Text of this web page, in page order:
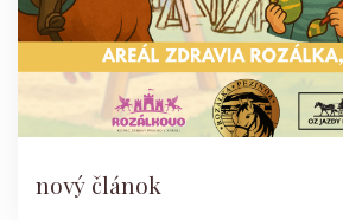
nový článok